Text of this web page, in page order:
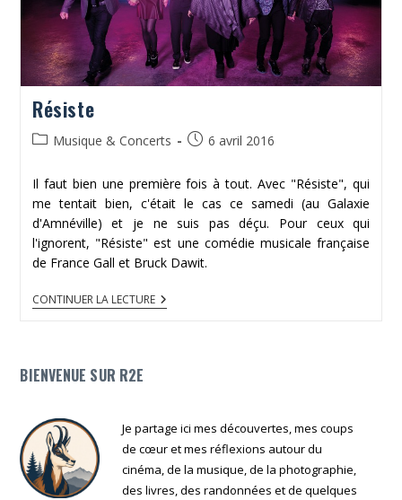
Résiste
PostMusique & Concerts
Publication
6 avril 2016
Il faut bien une première fois à tout. Avec "Résiste", qui
me tentait bien, c'était le cas ce samedi (au Galaxie
d'Amnéville) et je ne suis pas déçu. Pour ceux qui
l'ignorent, "Résiste" est une comédie musicale française
de France Gall et Bruck Dawit.
CONTINUER LA LECTURERÉSISTE
BIENVENUE SUR R2E
Je partage ici mes découvertes, mes coups
de cœur et mes réflexions autour du
cinéma, de la musique, de la photographie,
des livres, des randonnées et de quelques